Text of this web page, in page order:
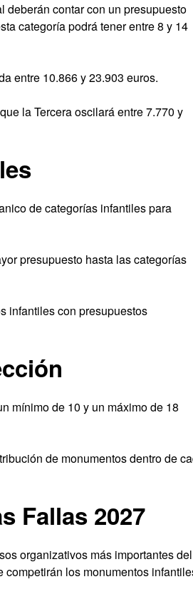
contar con un presupuesto
categoría podrá tener entre 8 y 14
entre 10.866 y 23.903 euros.
la Tercera oscilará entre 7.770 y
de categorías infantiles para
presupuesto hasta las categorías
infantiles con presupuestos
mínimo de 10 y un máximo de 18
de monumentos dentro de
Fallas 2027
organizativos más importantes del
los monumentos